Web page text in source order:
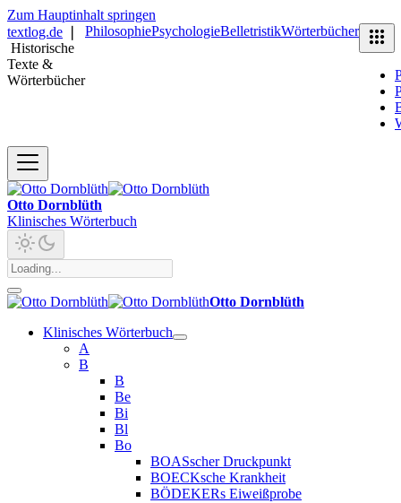
Zum Hauptinhalt springen
textlog.de
Historische
Texte &
Wörterbücher
PhilosophiePsychologieBelletristikWörterbücher
Otto Dornblüth
Klinisches Wörterbuch
Otto Dornblüth
Klinisches Wörterbuch
A
B
B
Be
Bi
Bl
Bo
BOASscher Druckpunkt
BOECKsche Krankheit
BÖDEKERs Eiweißprobe